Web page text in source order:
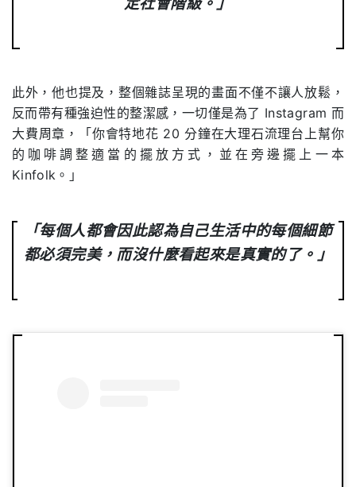
此外，他也提及，整個雜誌呈現的畫面不僅不讓人放鬆，
反而帶有種強迫性的整潔感，一切僅是為了 Instagram 而
大費周章，「你會特地花 20 分鐘在大理石流理台上幫你
的咖啡調整適當的擺放方式，並在旁邊擺上一本
Kinfolk。」
「每個人都會因此認為自己生活中的每個細節
都必須完美，而沒什麼看起來是真實的了。」